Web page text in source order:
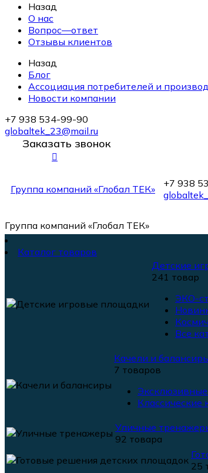
Назад
О нас
Вопрос—ответ
Отзывы клиентов
Назад
Блог
Ассоциация потребителей и
Новости компании
+7 938 534-99-90
globaltek_23@mail.ru
Заказать звонок
Группа компаний «Глобал ТЕК»
+7 938
Группа компаний «Глобал ТЕК»
Каталог товаров
Детские
241 товар
ЭКО-
Все
Качели и
7 товаров
Классические
Уличные
92 товара
25